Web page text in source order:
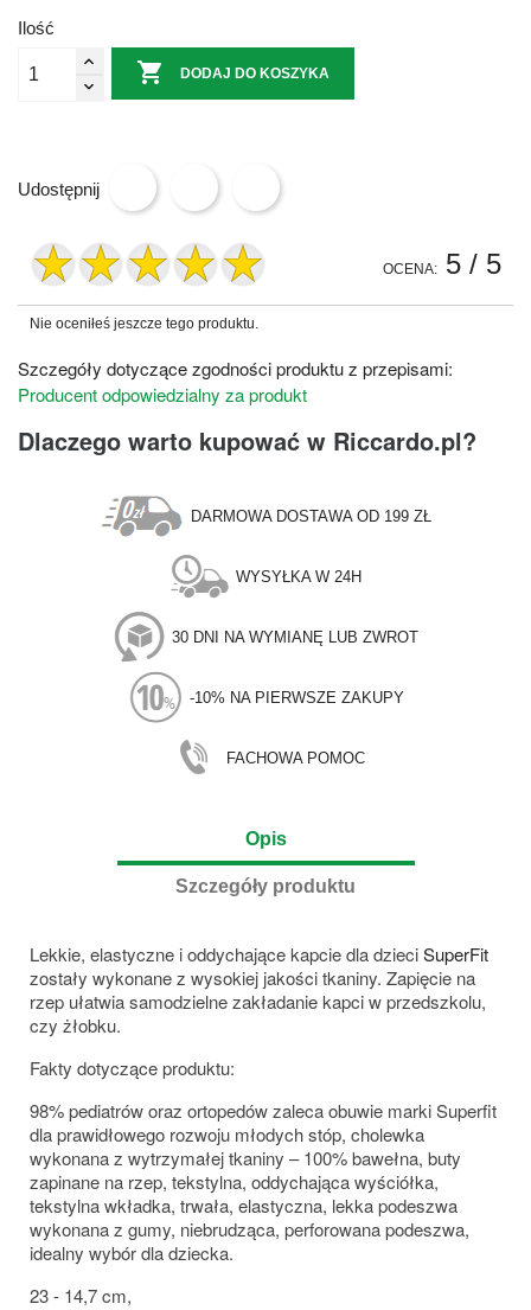
Ilość
 DODAJ DO KOSZYKA
Udostępnij
OCENA: 5 / 5
Nie oceniłeś jeszcze tego produktu.
Szczegóły dotyczące zgodności produktu z przepisami:
Producent odpowiedzialny za produkt
Dlaczego warto kupować w Riccardo.pl?
DARMOWA DOSTAWA OD 199 ZŁ
WYSYŁKA W 24H
30 DNI NA WYMIANĘ LUB ZWROT
-10% NA PIERWSZE ZAKUPY
FACHOWA POMOC
Opis
Szczegóły produktu
Lekkie, elastyczne i oddychające kapcie dla dzieciSuperFit
zostały wykonane z wysokiej jakości tkaniny. Zapięcie na
rzep ułatwia samodzielne zakładanie kapci w przedszkolu,
czy żłobku.
Fakty dotyczące produktu:
98% pediatrów oraz ortopedów zaleca obuwie marki Superfit
dla prawidłowego rozwoju młodych stóp, cholewka
wykonana z wytrzymałej tkaniny – 100% bawełna, buty
zapinane na rzep, tekstylna, oddychająca wyściółka,
tekstylna wkładka, trwała, elastyczna, lekka podeszwa
wykonana z gumy, niebrudząca, perforowana podeszwa,
idealny wybór dla dziecka.
23 - 14,7 cm,